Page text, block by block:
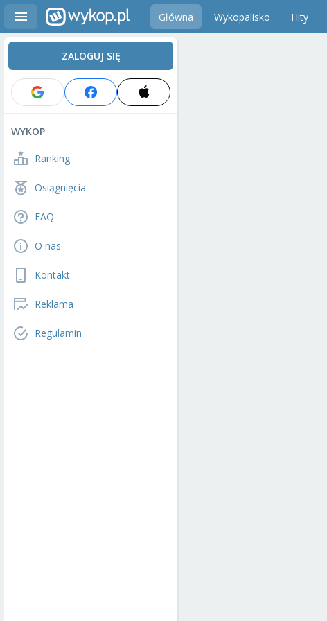
Główna Wykopalisko Hity
ZALOGUJ SIĘ
WYKOP
Ranking
Osiągnięcia
FAQ
O nas
Kontakt
Reklama
Regulamin